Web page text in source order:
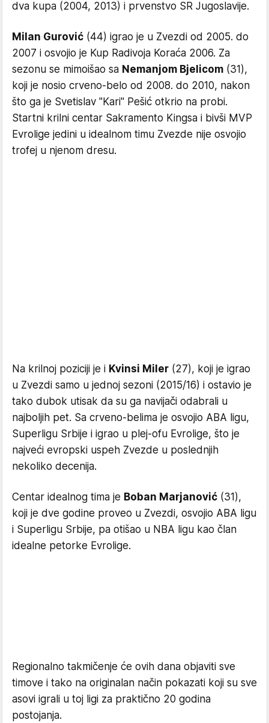
dva kupa (2004, 2013) i prvenstvo SR Jugoslavije.
Milan Gurović (44) igrao je u Zvezdi od 2005. do
2007 i osvojio je Kup Radivoja Koraća 2006. Za
sezonu se mimoišao sa Nemanjom Bjelicom (31),
koji je nosio crveno-belo od 2008. do 2010, nakon
što ga je Svetislav "Kari" Pešić otkrio na probi.
Startni krilni centar Sakramento Kingsa i bivši MVP
Evrolige jedini u idealnom timu Zvezde nije osvojio
trofej u njenom dresu.
Na krilnoj poziciji je i Kvinsi Miler (27), koji je igrao
u Zvezdi samo u jednoj sezoni (2015/16) i ostavio je
tako dubok utisak da su ga navijači odabrali u
najboljih pet. Sa crveno-belima je osvojio ABA ligu,
Superligu Srbije i igrao u plej-ofu Evrolige, što je
najveći evropski uspeh Zvezde u poslednjih
nekoliko decenija.
Centar idealnog tima je Boban Marjanović (31),
koji je dve godine proveo u Zvezdi, osvojio ABA ligu
i Superligu Srbije, pa otišao u NBA ligu kao član
idealne petorke Evrolige.
Regionalno takmičenje će ovih dana objaviti sve
timove i tako na originalan način pokazati koji su sve
asovi igrali u toj ligi za praktično 20 godina
postojanja.